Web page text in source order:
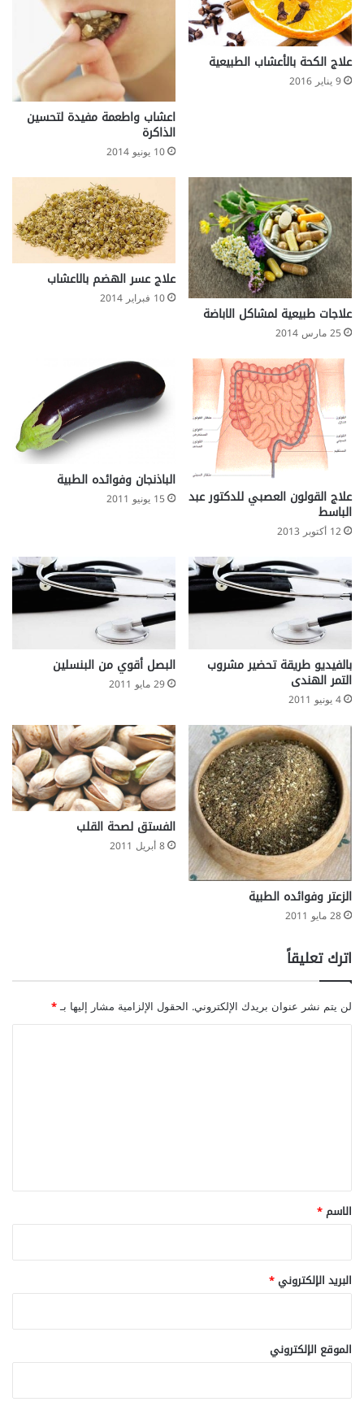
ة
ا
ل
ب
د
علاج الكحة بالأعشاب الطبيعية
9 يناير 2016
اعشاب واطعمة مفيدة لتحسين
الذاكرة
10 يونيو 2014
علاجات طبيعية لمشاكل الاباضة
25 مارس 2014
علاج عسر الهضم بالاعشاب
10 فبراير 2014
علاج القولون العصبي للدكتور عبد
الباسط
12 أكتوبر 2013
الباذنجان وفوائده الطبية
15 يونيو 2011
بالفيديو طريقة تحضير مشروب
التمر الهندى
4 يونيو 2011
البصل أقوي من البنسلين
29 مايو 2011
الزعتر وفوائده الطبية
28 مايو 2011
الفستق لصحة القلب
8 أبريل 2011
اترك تعليقاً
لن يتم نشر عنوان بريدك الإلكتروني. الحقول الإلزامية مشار إليها بـ*
*
الاسم*
البريد الإلكتروني*
الموقع الإلكتروني